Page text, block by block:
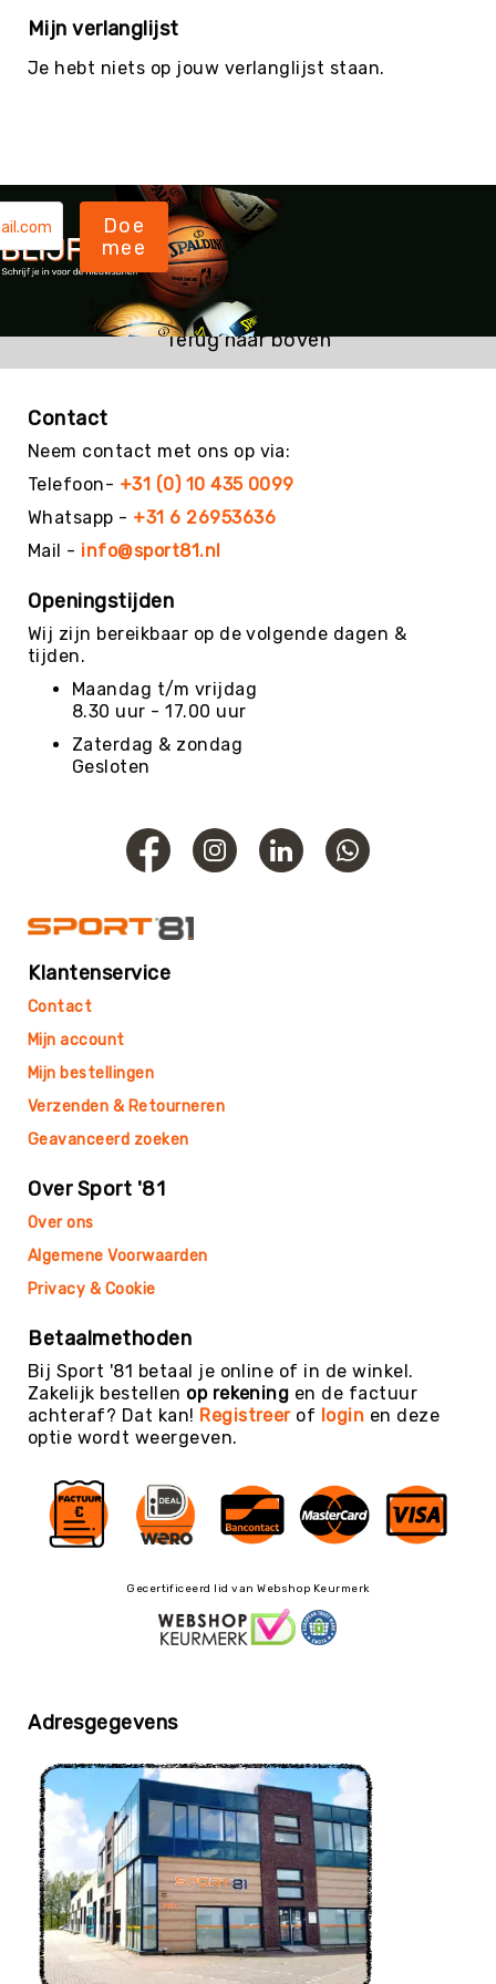
Evenementen
Fitness
Discgolf
Golf
Handbal
Hockey
Honk-
Softbal
Boules
KanJam
Kin-
Ball
&
Klimmen
Knotshockey
Lacrosse
Mountainbiken
(MTB)
Padel
Pickleball
Poull
Ball
Rugby
Scouting/Outdoor
Slacklinen
Skate
Sporten
Speedbadminton
Squash
Steppen
Tafelvoetbal
Tchoukbal
Tchouks
Tchoukbal
Teambuilding
Tennis
Trefbal
Trendsporten
Vechtsport
&
Zelfverdediging
Voetbal
Volleybal
Waterpolo
Yoga
&
Meditatie
Mijn verlanglijst
Je hebt niets op jouw verlanglijst staan.
Doe
mee
Terug naar boven
Contact
Neem contact met ons op via:
Telefoon- +31 (0) 10 435 0099
Whatsapp - +31 6 26953636
Mail - info@sport81.nl
Openingstijden
Wij zijn bereikbaar op de volgende dagen &
tijden.
Maandag t/m vrijdag
8.30 uur - 17.00 uur
Zaterdag & zondag
Gesloten
Klantenservice
Contact
Mijn account
Mijn bestellingen
Verzenden & Retourneren
Geavanceerd zoeken
Over Sport '81
Over ons
Algemene Voorwaarden
Privacy & Cookie
Betaalmethoden
Bij Sport '81 betaal je online of in de winkel.
Zakelijk bestellen op rekening en de factuur
achteraf? Dat kan! Registreerof login en deze
optie wordt weergeven.
Gecertificeerd lid van Webshop Keurmerk
Adresgegevens